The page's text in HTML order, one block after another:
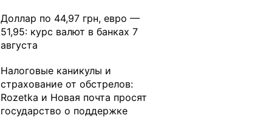
Доллар по 44,97 грн, евро —
51,95: курс валют в банках 7
августа
Налоговые каникулы и
страхование от обстрелов:
Rozetka и Новая почта просят
государство о поддержке